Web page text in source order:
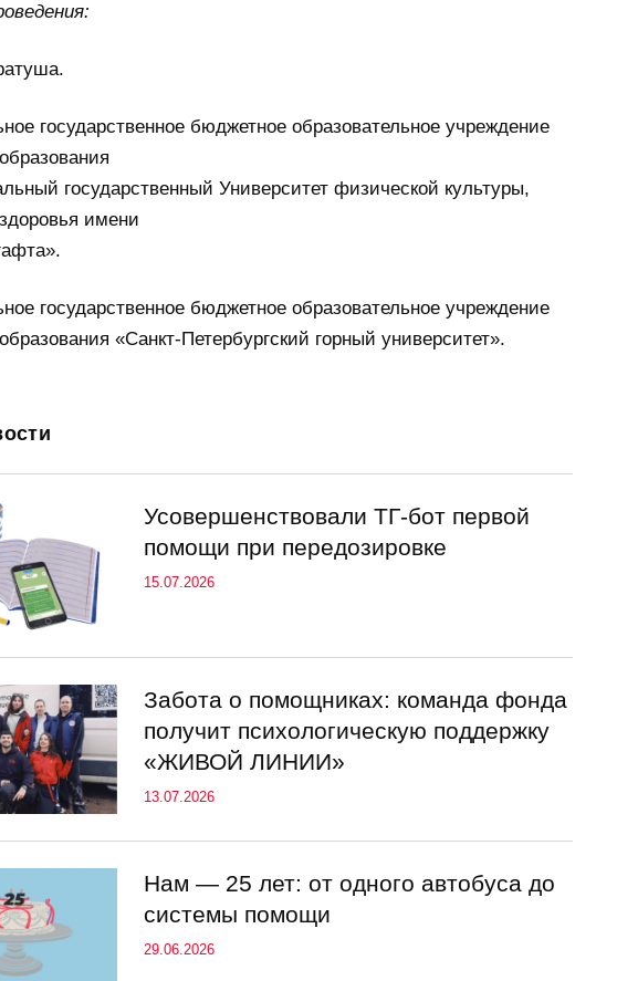
государственное бюджетное образовательное учреждение
государственный Университет физической культуры,
имени
государственное бюджетное образовательное учреждение
«Санкт-Петербургский горный университет».
Усовершенствовали ТГ-бот первой
помощи при передозировке
15.07.2026
Забота о помощниках: команда фонда
получит психологическую поддержку
«ЖИВОЙ ЛИНИИ»
13.07.2026
Нам — 25 лет: от одного автобуса до
системы помощи
29.06.2026